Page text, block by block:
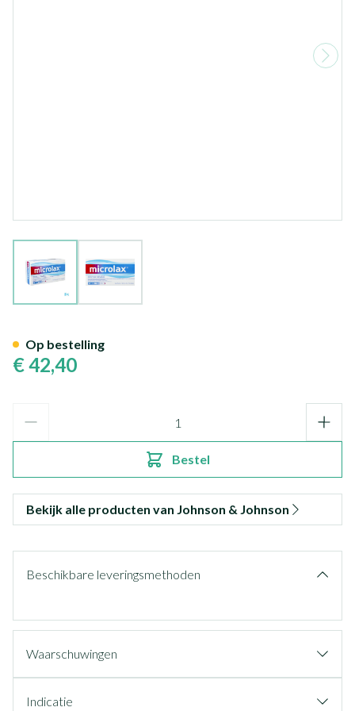
€ 42,40
Bestel
Op bestelling
Bekijk alle producten van Johnson & Johnson
Beschikbare leveringsmethoden
Waarschuwingen
Indicatie